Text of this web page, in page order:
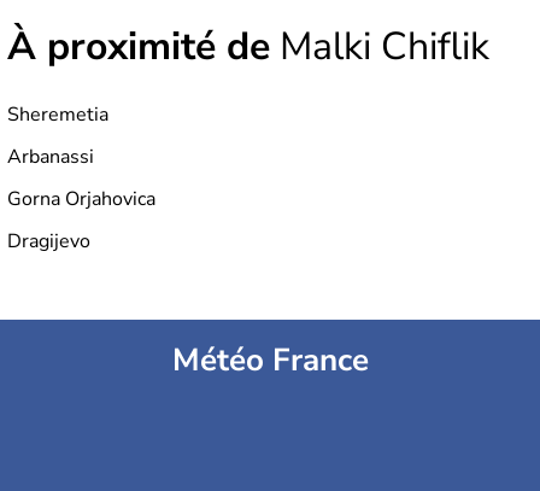
À proximité de Malki Chiflik
Sheremetia
Arbanassi
Gorna Orjahovica
Dragijevo
Météo France